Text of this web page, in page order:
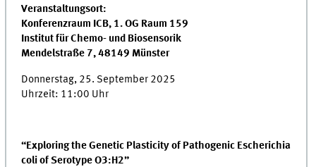
Veranstaltungsort:
Konferenzraum ICB, 1. OG Raum 159
Institut für Chemo- und Biosensorik
Mendelstraße 7, 48149 Münster
Donnerstag, 25. September 2025
Uhrzeit: 11:00 Uhr
“Exploring the Genetic Plasticity of Pathogenic Escherichia
coli of Serotype O3:H2”